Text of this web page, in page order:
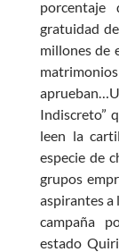
gratuidad
millones de
Indiscreto”
leen la
especie de
grupos
aspirantes a
campaña
estado